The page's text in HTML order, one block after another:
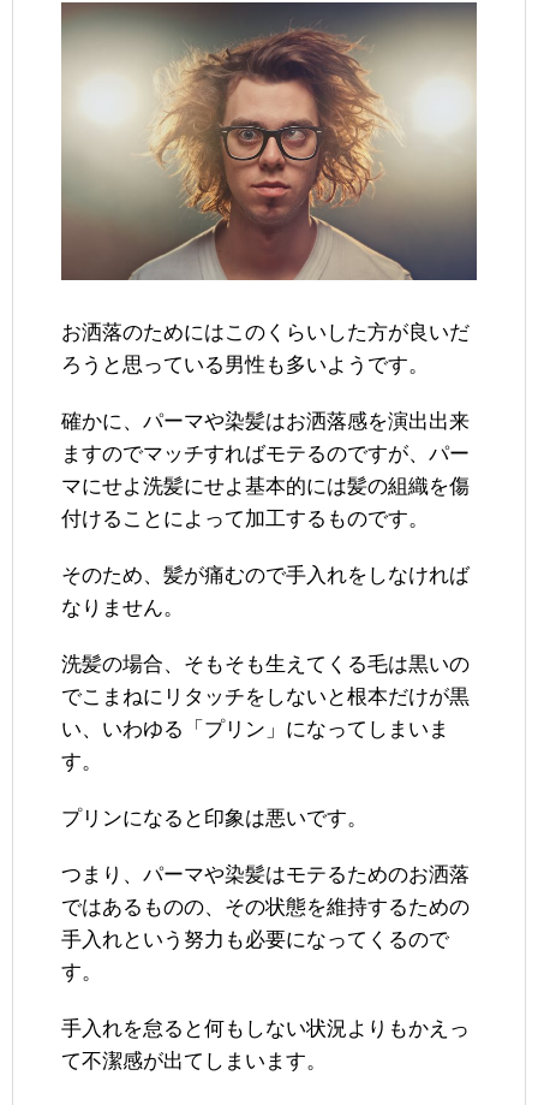
お洒落のためにはこのくらいした方が良いだ
ろうと思っている男性も多いようです。
確かに、パーマや染髪はお洒落感を演出出来
ますのでマッチすればモテるのですが、パー
マにせよ洗髪にせよ基本的には髪の組織を傷
付けることによって加工するものです。
そのため、髪が痛むので手入れをしなければ
なりません。
洗髪の場合、そもそも生えてくる毛は黒いの
でこまねにリタッチをしないと根本だけが黒
い、いわゆる「プリン」になってしまいま
す。
プリンになると印象は悪いです。
つまり、パーマや染髪はモテるためのお洒落
ではあるものの、その状態を維持するための
手入れという努力も必要になってくるので
す。
手入れを怠ると何もしない状況よりもかえっ
て不潔感が出てしまいます。